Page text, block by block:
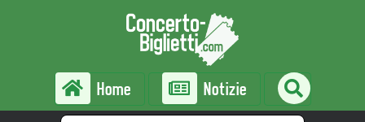
Home Notizie